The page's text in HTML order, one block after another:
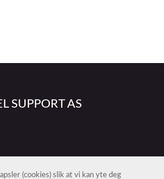
SUPPORT AS
(cookies) slik at vi kan yte deg